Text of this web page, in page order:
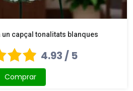
capçal tonalitats blanques
4.93 / 5
Comprar